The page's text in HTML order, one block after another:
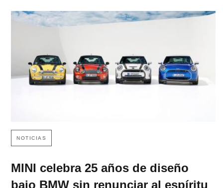
NOTICIAS
MINI celebra 25 años de diseño
bajo BMW sin renunciar al espíritu